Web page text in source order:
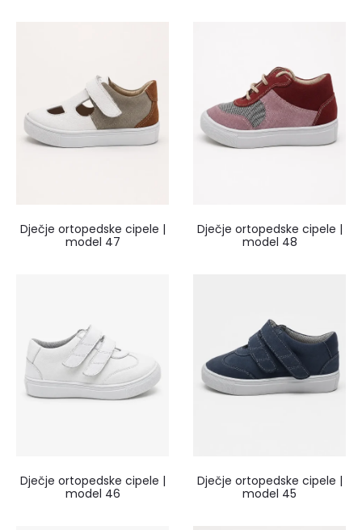
Dječje ortopedske cipele |
model 47
Dječje ortopedske cipele |
model 48
Dječje ortopedske cipele |
model 46
Dječje ortopedske cipele |
model 45